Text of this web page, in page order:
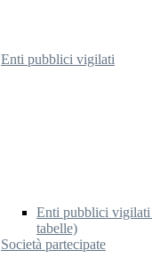
Enti pubblici vigilati
Enti pubblici vigilati
tabelle)
Società partecipate